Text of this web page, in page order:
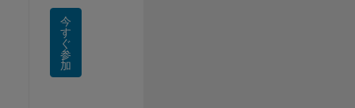
今
す
ぐ
参
加